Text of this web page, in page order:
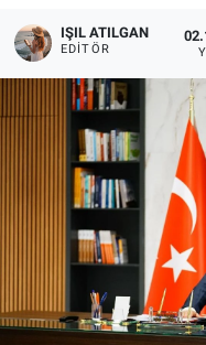
IŞIL ATILGAN
EDITÖR